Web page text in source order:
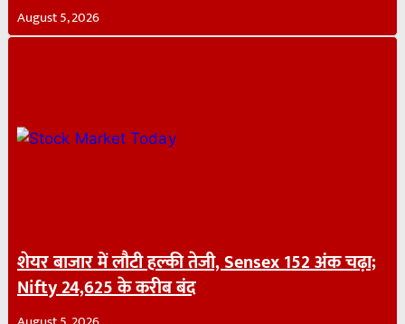
August 5, 2026
शेयर बाजार में लौटी हल्की तेजी, Sensex 152 अंक चढ़ा;
Nifty 24,625 के करीब बंद